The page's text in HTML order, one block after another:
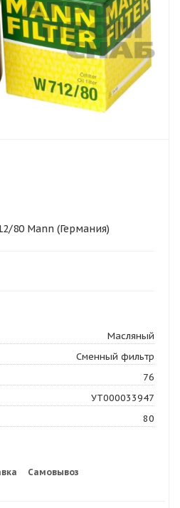
80 Mann (Германия)
Масляный
Сменный фильтр
76
УТ000033947
80
Самовывоз